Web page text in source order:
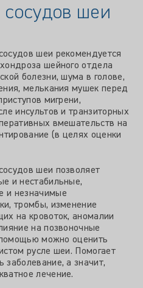
сосудов шеи
шеи рекомендуется
шейного отдела
болезни, шума в голове,
мелькания мушек перед
мигрени,
инсультов и транзиторных
вмешательств на
(в целях оценки
шеи позволяет
и нестабильные,
и незначимые
тромбы, изменение
на кровоток, аномалии
на позвоночные
можно оценить
русле шеи. Помогает
заболевание, а значит,
лечение.